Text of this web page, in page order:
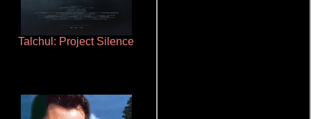
Talchul: Project Silence